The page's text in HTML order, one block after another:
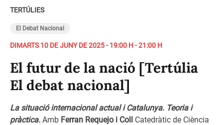
TERTÚLIES
El Debat Nacional
DIMARTS 10 DE JUNY DE 2025 - 19:00 H - 21:00 H
El futur de la nació [Tertúlia
El debat nacional]
La situació internacional actual i Catalunya. Teoria i
pràctica. Amb Ferran Requejo i Coll Catedràtic de Ciència